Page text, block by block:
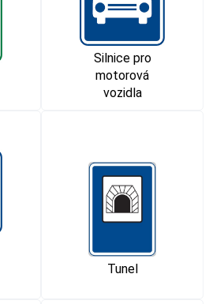
Silnice pro
motorová
vozidla
Tunel